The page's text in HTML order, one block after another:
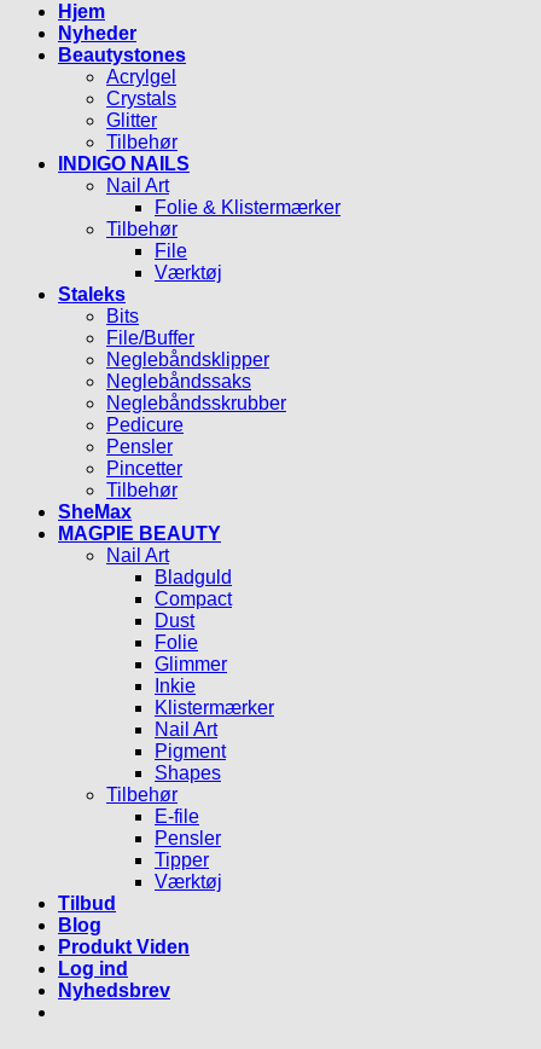
Hjem
Nyheder
Beautystones
Acrylgel
Crystals
Glitter
Tilbehør
INDIGO NAILS
Nail Art
Folie & Klistermærker
Tilbehør
File
Værktøj
Staleks
Bits
File/Buffer
Neglebåndsklipper
Neglebåndssaks
Neglebåndsskrubber
Pedicure
Pensler
Pincetter
Tilbehør
SheMax
MAGPIE BEAUTY
Nail Art
Bladguld
Compact
Dust
Folie
Glimmer
Inkie
Klistermærker
Nail Art
Pigment
Shapes
Tilbehør
E-file
Pensler
Tipper
Værktøj
Tilbud
Blog
Produkt Viden
Log ind
Nyhedsbrev